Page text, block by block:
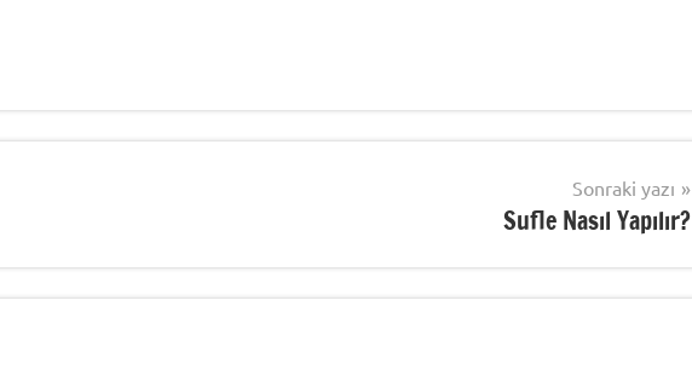
Sonraki yazı
Sufle Nasıl Yapılır?